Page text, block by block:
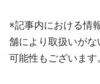
※記事内における情
舗により取扱いが
可能性もございます